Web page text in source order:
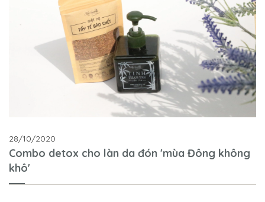
28/10/2020
Combo detox cho làn da đón 'mùa Đông không
khô'